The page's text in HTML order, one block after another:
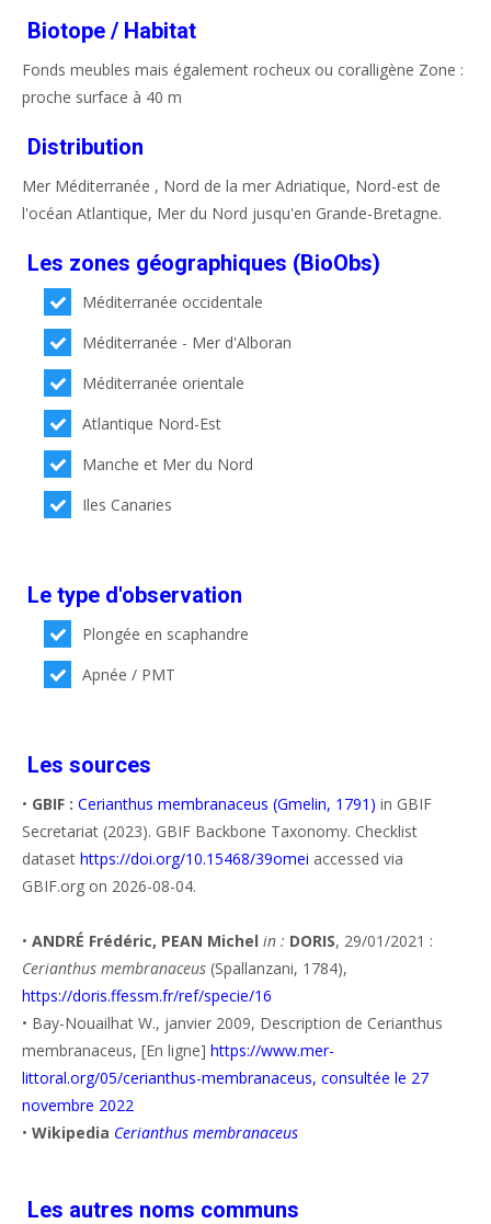
Biotope / Habitat
Fonds meubles mais également rocheux ou coralligène Zone :
proche surface à 40 m
Distribution
Mer Méditerranée , Nord de la mer Adriatique, Nord-est de
l'océan Atlantique, Mer du Nord jusqu'en Grande-Bretagne.
Les zones géographiques (BioObs)
Méditerranée occidentale
Méditerranée - Mer d'Alboran
Méditerranée orientale
Atlantique Nord-Est
Manche et Mer du Nord
Iles Canaries
Le type d'observation
Plongée en scaphandre
Apnée / PMT
Les sources
• GBIF : Cerianthus membranaceus (Gmelin, 1791) in GBIF
Secretariat (2023). GBIF Backbone Taxonomy. Checklist
dataset https://doi.org/10.15468/39omei accessed via
GBIF.org on 2026-08-04.
• ANDRÉ Frédéric, PEAN Michel in : DORIS, 29/01/2021 :
Cerianthus membranaceus (Spallanzani, 1784),
https://doris.ffessm.fr/ref/specie/16
• Bay-Nouailhat W., janvier 2009, Description de Cerianthus
membranaceus, [En ligne] https://www.mer-
littoral.org/05/cerianthus-membranaceus, consultée le 27
novembre 2022
• Wikipedia Cerianthus membranaceus
Les autres noms communs